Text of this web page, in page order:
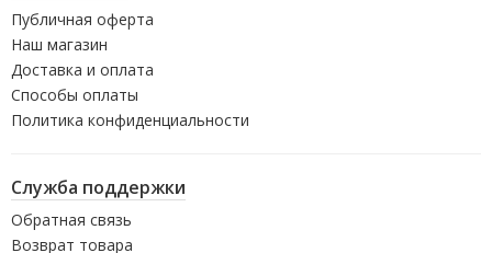
Публичная оферта
Наш магазин
Доставка и оплата
Способы оплаты
Политика конфиденциальности
Служба поддержки
Обратная связь
Возврат товара